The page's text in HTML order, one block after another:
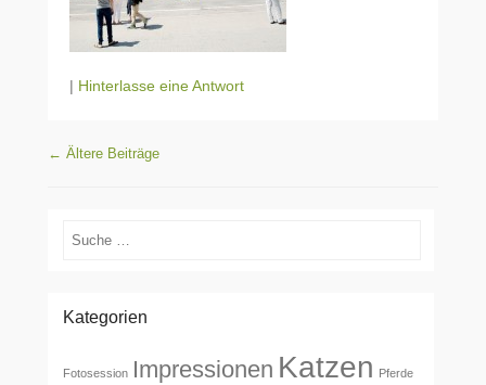
| Hinterlasse eine Antwort
Beitragsnavigation
← Ältere Beiträge
Suchen
Kategorien
Fotosession Impressionen Katzen Pferde